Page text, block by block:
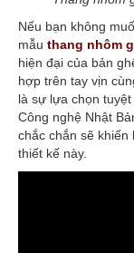
Nếu bạn không
mẫu thang nhôm
hiện đại của bản
hợp trên tay vịn
là sự lựa chọn
Công nghệ Nhật
chắc chắn sẽ khiến
thiết kế này.